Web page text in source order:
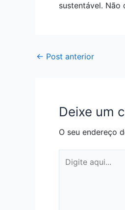
sustentável. Não
← Post anterior
Deixe um
O seu endereço
aqui...